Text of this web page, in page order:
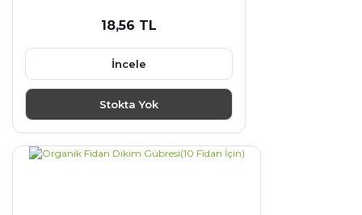
18,56 TL
İncele
Stokta Yok